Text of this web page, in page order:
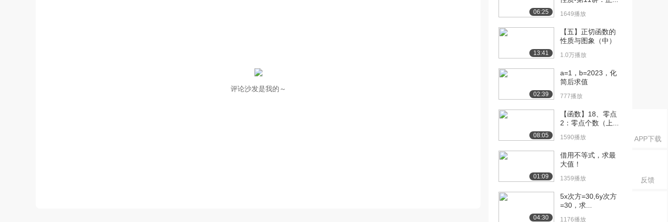
APP下载
反馈
评论沙发是我的～
06:25 1649播放
13:41
【五】正切函数的
性质与图象（中）
1.0万播放
02:39
a=1，b=2023，化
简后求值
777播放
08:05
【函数】18、零点
2：零点个数（上...
1590播放
01:09
借用不等式，求最
大值！
1359播放
04:30
5x次方=30,6y次方
=30，求...
1176播放